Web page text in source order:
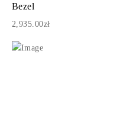
Bezel
2,935.00zł